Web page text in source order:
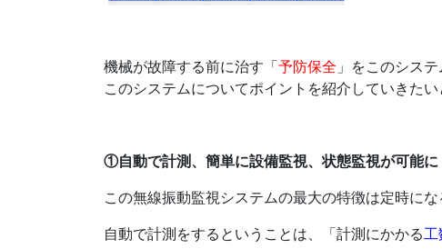
機械が故障する前に治す「 予防保全 」をこのシス
このシステムについてポイントを紹介していきたい
①自動で計測、簡単に設備監視、状態監視が可能に
この無線振動監視システムの最大の特徴は定時に
自動で計測をするということは、「計測にかかる工